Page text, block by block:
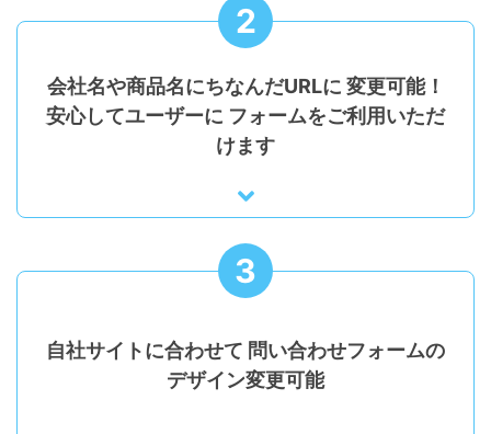
2
会社名や商品名にちなんだURLに 変更可能！
安心してユーザーに フォームをご利用いただ
けます
3
自社サイトに合わせて 問い合わせフォームの
デザイン変更可能